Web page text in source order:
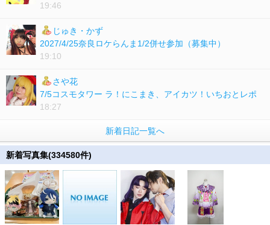
19:46
じゅき・かず
2027/4/25奈良ロケらんま1/2併せ参加（募集中）
19:10
さや花
7/5コスモタワー ラ！にこまき、アイカツ！いちおとレポ
18:27
新着日記一覧へ
新着写真集(334580件)